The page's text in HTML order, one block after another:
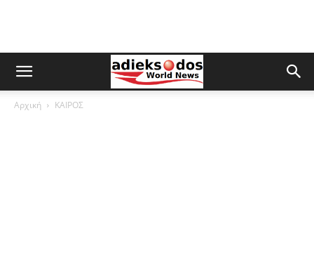
Αρχική ΚΑΙΡΟΣ